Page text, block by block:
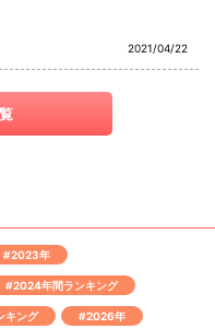
2021/04/22
#2023年
#2024年間ランキング
キング #2026年